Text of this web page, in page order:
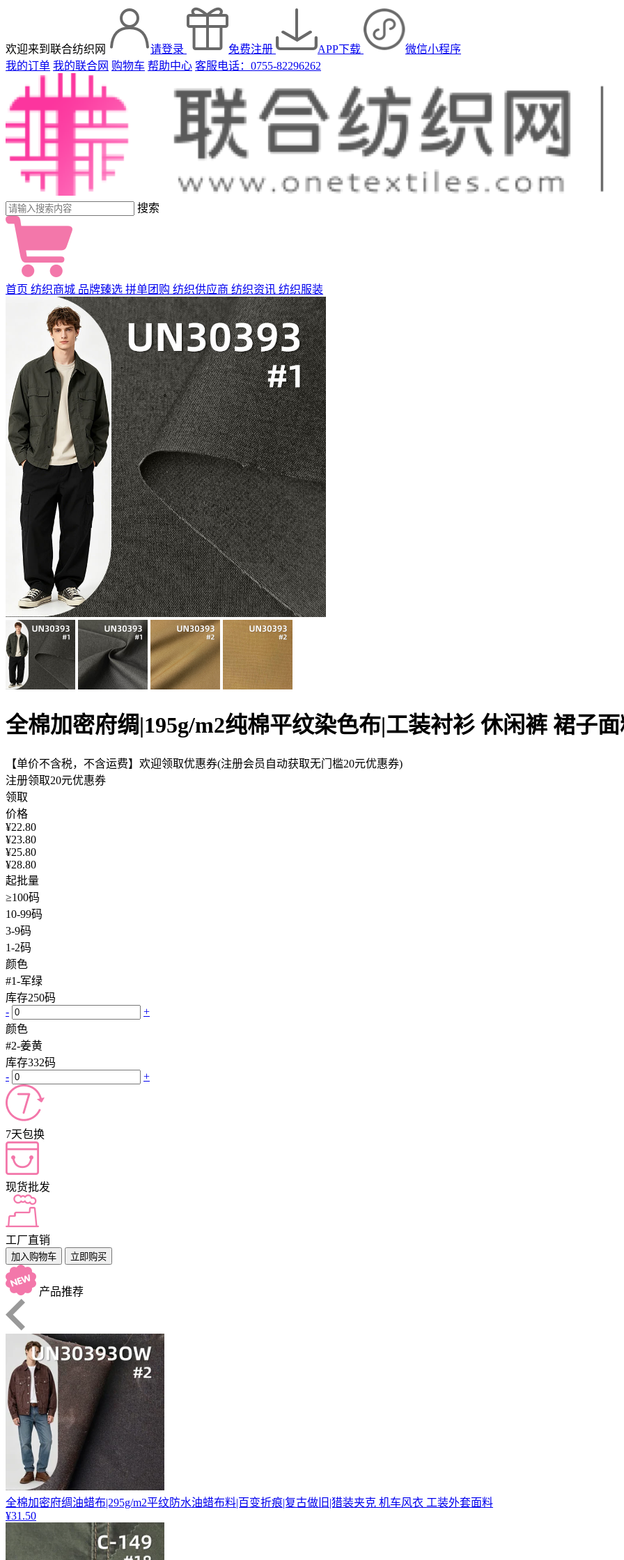
欢迎来到联合纺织网 请登录 免费注册 APP下载
微信小程序
我的订单 我的联合网 购物车 帮助中心 客服电话：0755-82296262
搜索
首页 纺织商城 品牌臻选 拼单团购 纺织供应商 纺织资讯 纺织服装
全棉加密府绸|195g/m2纯棉平纹染色布|工装衬衫 休闲裤 裙子
【单价不含税，不含运费】欢迎领取优惠券(注册会员自动获取无门槛20元优惠券)
注册领取20元优惠券
领取
价格
¥22.80
¥23.80
¥25.80
¥28.80
起批量
≥100码
10-99码
3-9码
1-2码
颜色
#1-军绿
库存250码
-
+
颜色
#2-姜黄
库存332码
-
+
7天包换
现货批发
工厂直销
加入购物车 立即购买
产品推荐
全棉加密府绸油蜡布|295g/m2平纹防水油蜡布料|百变折痕|复古做旧|猎装夹克 机车风衣 工装外套面料
¥31.50